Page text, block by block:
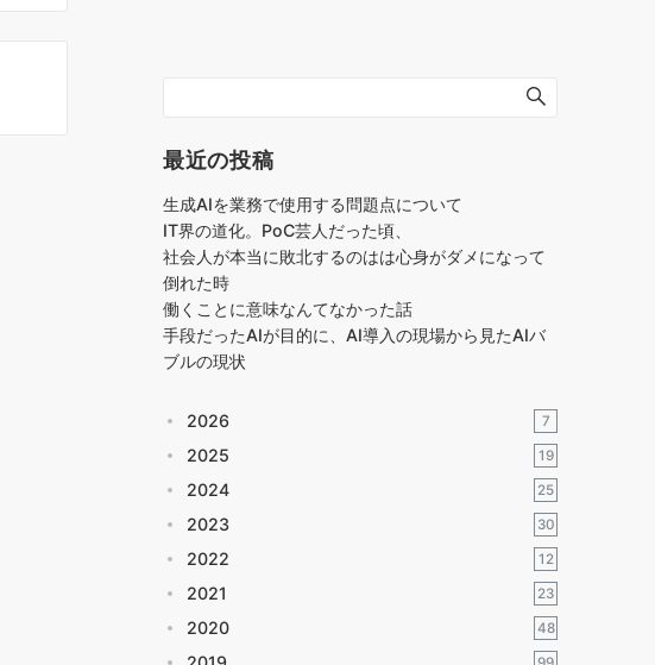
最近の投稿
生成AIを業務で使用する問題点について
IT界の道化。PoC芸人だった頃、
社会人が本当に敗北するのはは心身がダメになって
倒れた時
働くことに意味なんてなかった話
手段だったAIが目的に、AI導入の現場から見たAIバ
ブルの現状
2026 7
2025 19
2024 25
2023 30
2022 12
2021 23
2020 48